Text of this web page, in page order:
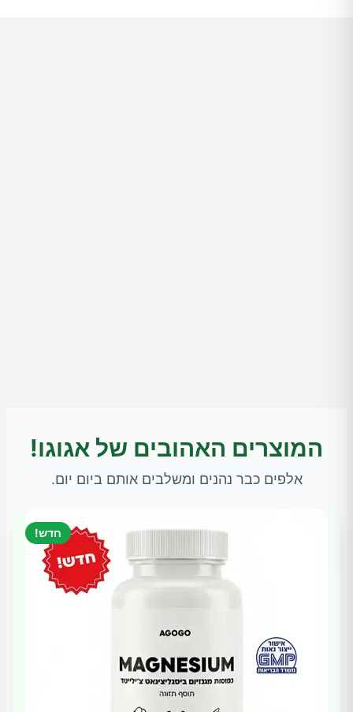
המוצרים האהובים של אגוגו!
אלפים כבר נהנים ומשלבים אותם ביום יום.
חדש!